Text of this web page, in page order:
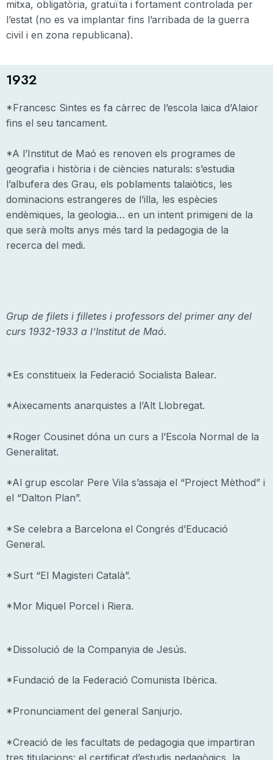
mitxa, obligatòria, gratuïta i fortament controlada per
l’estat (no es va implantar fins l’arribada de la guerra
civil i en zona republicana).
1932
*Francesc Sintes es fa càrrec de l’escola laica d’Alaior
fins el seu tancament.
*A l’Institut de Maó es renoven els programes de
geografia i història i de ciències naturals: s’estudia
l’albufera des Grau, els poblaments talaiòtics, les
dominacions estrangeres de l’illa, les espècies
endèmiques, la geologia… en un intent primigeni de la
que serà molts anys més tard la pedagogia de la
recerca del medi.
Grup de filets i filletes i professors del primer any del
curs 1932-1933 a l’Institut de Maó.
*Es constitueix la Federació Socialista Balear.
*Aixecaments anarquistes a l’Alt Llobregat.
*Roger Cousinet dóna un curs a l’Escola Normal de la
Generalitat.
*Al grup escolar Pere Vila s’assaja el “Project Mèthod” i
el “Dalton Plan”.
*Se celebra a Barcelona el Congrés d’Educació
General.
*Surt “El Magisteri Català”.
*Mor Miquel Porcel i Riera.
*Dissolució de la Companyia de Jesús.
*Fundació de la Federació Comunista Ibèrica.
*Pronunciament del general Sanjurjo.
*Creació de les facultats de pedagogia que impartiran
tres titulacions: el certificat d’estudis pedagògics, la